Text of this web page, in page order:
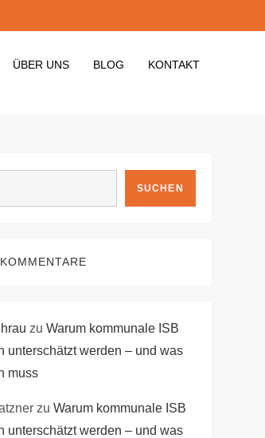
ÜBER UNS BLOG KONTAKT
SUCHEN
zu Warum kommunale ISB
unterschätzt werden – und was
muss
zu Warum kommunale ISB
unterschätzt werden – und was